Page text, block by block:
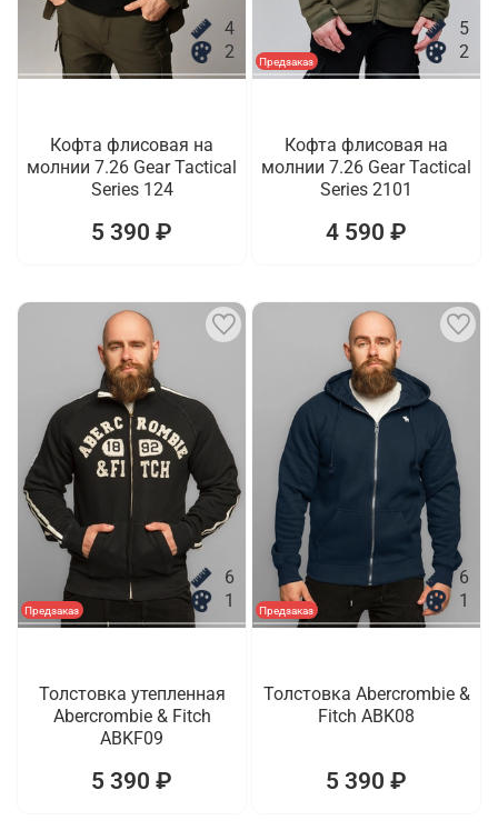
4
2
Кофта флисовая на
молнии 7.26 Gear Tactical
Series 124
5 390 ₽
Предзаказ
5
2
Кофта флисовая на
молнии 7.26 Gear Tactical
Series 2101
4 590 ₽
Предзаказ
6
1
Толстовка утепленная
Abercrombie & Fitch
ABKF09
5 390 ₽
Предзаказ
6
1
Толстовка Abercrombie &
Fitch ABK08
5 390 ₽